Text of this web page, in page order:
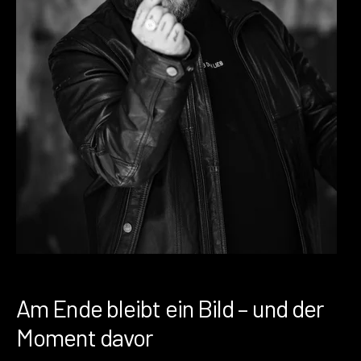
Am Ende bleibt ein Bild – und der
Moment davor